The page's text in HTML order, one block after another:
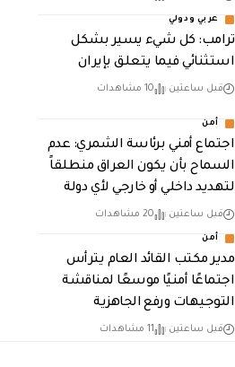
عربي ودولي
ترامب: كل شيء يسير بشكل
استثنائي فيما يتعلق بإيران
قبل ساعتين 10 مشاهدات
أمن
اجتماع أمني برئاسة الشمري: عدم
السماح بأن يكون العراق منطلقاً
لتهديد داخلي أو خارجي لأي دولة
قبل ساعتين 20 مشاهدات
أمن
مدير مكتب القائد العام يترأس
اجتماعًا أمنيًا موسعًا لمناقشة
التوجيهات ورفع الجاهزية
قبل ساعتين 11 مشاهدات